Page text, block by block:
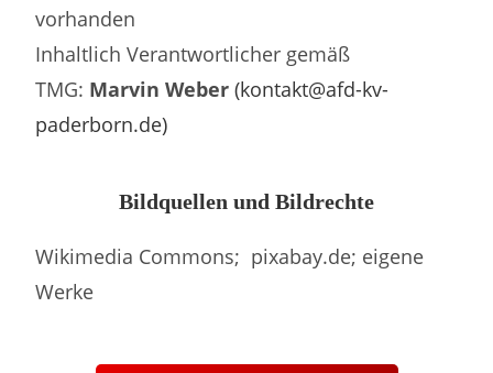
vorhanden
Inhaltlich Verantwortlicher gemäß
TMG: Marvin Weber (kontakt@afd-kv-
paderborn.de)
Bildquellen und Bildrechte
Wikimedia Commons; pixabay.de; eigene
Werke